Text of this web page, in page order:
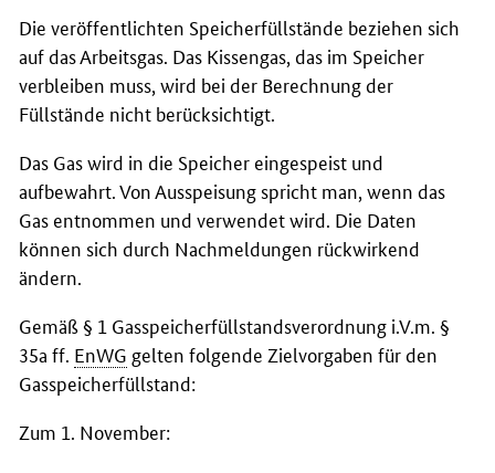
Die veröffentlichten Speicherfüllstände beziehen sich
auf das Arbeitsgas. Das Kissengas, das im Speicher
verbleiben muss, wird bei der Berechnung der
Füllstände nicht berücksichtigt.
Das Gas wird in die Speicher eingespeist und
aufbewahrt. Von Ausspeisung spricht man, wenn das
Gas entnommen und verwendet wird. Die Daten
können sich durch Nachmeldungen rückwirkend
ändern.
Gemäß § 1 Gasspeicherfüllstandsverordnung i.V.m. §
35a ff. EnWG gelten folgende Zielvorgaben für den
Gasspeicherfüllstand:
Zum 1. November: